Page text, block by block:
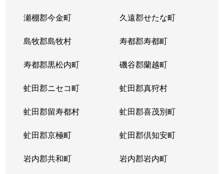
瀬棚郡今金町 久遠郡せたな町
島牧郡島牧村 寿都郡寿都町
寿都郡黒松内町 磯谷郡蘭越町
虻田郡ニセコ町 虻田郡真狩村
虻田郡留寿都村 虻田郡喜茂別町
虻田郡京極町 虻田郡倶知安町
岩内郡共和町 岩内郡岩内町